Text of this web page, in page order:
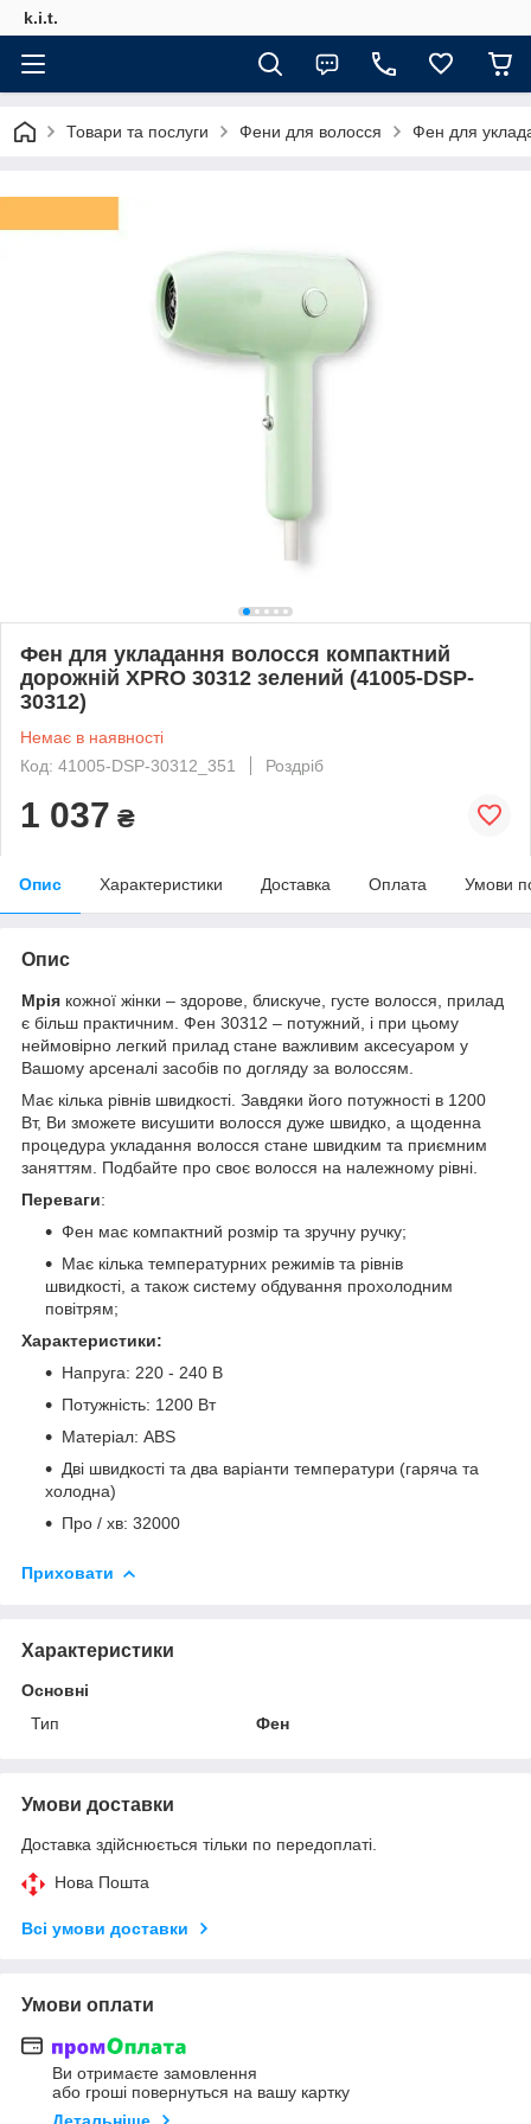
k.i.t.
Товари та послуги Фени для волосся Фен для
Фен для укладання волосся компактний
дорожній XPRO 30312 зелений (41005-DSP-
30312)
Немає в наявності
Код: 41005-DSP-30312_351
Роздріб
1 037 ₴
Опис Характеристики Доставка Оплата Умови
Опис
Мрія кожної жінки – здорове, блискуче, густе волосся, прилад
є більш практичним. Фен 30312 – потужний, і при цьому
неймовірно легкий прилад стане важливим аксесуаром у
Вашому арсеналі засобів по догляду за волоссям.
Має кілька рівнів швидкості. Завдяки його потужності в 1200
Вт, Ви зможете висушити волосся дуже швидко, а щоденна
процедура укладання волосся стане швидким та приємним
заняттям. Подбайте про своє волосся на належному рівні.
Переваги:
Фен має компактний розмір та зручну ручку;
Має кілька температурних режимів та рівнів
швидкості, а також систему обдування прохолодним
повітрям;
Характеристики:
Напруга: 220 - 240 В
Потужність: 1200 Вт
Матеріал: ABS
Дві швидкості та два варіанти температури (гаряча та
холодна)
Про / хв: 32000
Приховати
Характеристики
Основні
Тип
Фен
Умови доставки
Доставка здійснюється тільки по передоплаті.
Нова Пошта
Всі умови доставки
Умови оплати
Ви отримаєте замовлення
або гроші повернуться на вашу картку